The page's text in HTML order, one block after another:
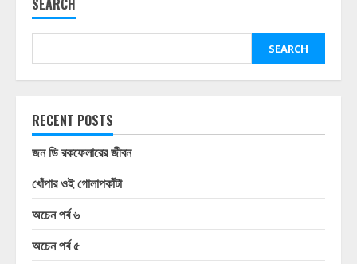
SEARCH
SEARCH
RECENT POSTS
জন ডি রকফেলারের জীবন
খোঁপার ওই গোলাপকাঁটা
অচেন পর্ব ৬
অচেন পর্ব ৫